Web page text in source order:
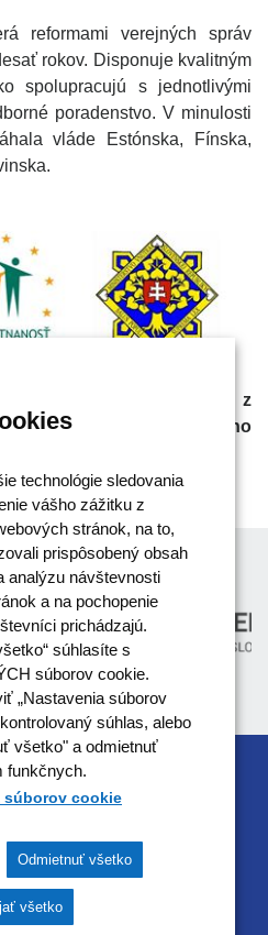
reformami verejných správ
rokov. Disponuje kvalitným
spolupracujú s jednotlivými
poradenstvo. V minulosti
vláde Estónska, Fínska,
vďaka podpore z
fondu v rámci Operačného
sociálna inklúzia“
OPERAČNÉHO
VEREJNÁ SPRÁVA JE
z Európskeho sociálneho
fondu
technológie sledovania
vášho zážitku z
stránok, na to,
prispôsobený obsah
analýzu návštevnosti
a na pochopenie
prichádzajú.
súhlasíte s
súborov cookie.
„Nastavenia súborov
súhlas, alebo
všetko" a odmietnuť
funkčnych.
súborov cookie
Odmietnuť všetko
všetko